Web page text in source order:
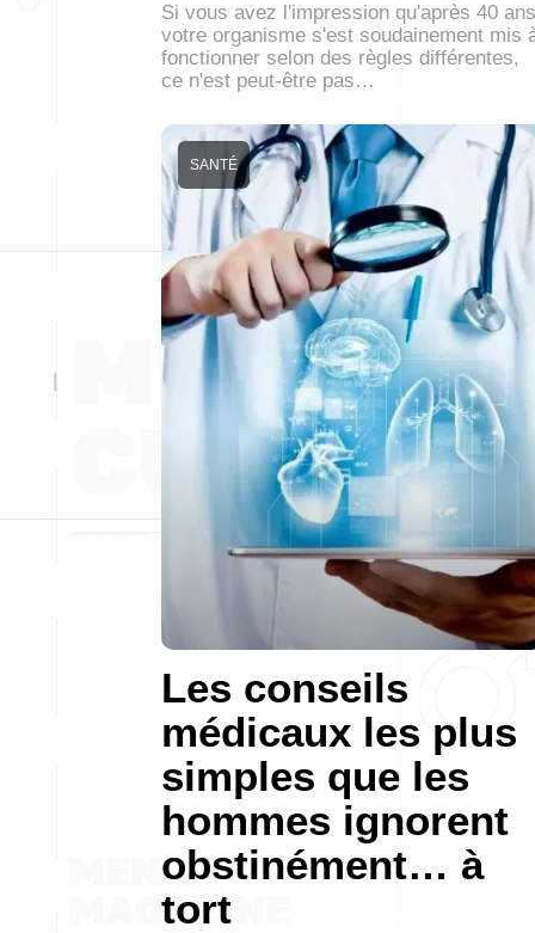
Si vous avez l'impression qu'après 40 ans
votre organisme s'est soudainement mis
fonctionner selon des règles différentes,
ce n'est peut-être pas…
Les conseils
médicaux les plus
simples que les
hommes ignorent
obstinément… à
tort
SANTÉ